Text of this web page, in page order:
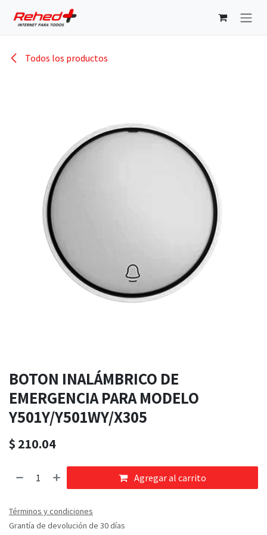
Todos los productos
BOTON INALÁMBRICO DE
EMERGENCIA PARA MODELO
Y501Y/Y501WY/X305
$ 210.04
Agregar al carrito
Términos y condiciones
Grantía de devolución de 30 días